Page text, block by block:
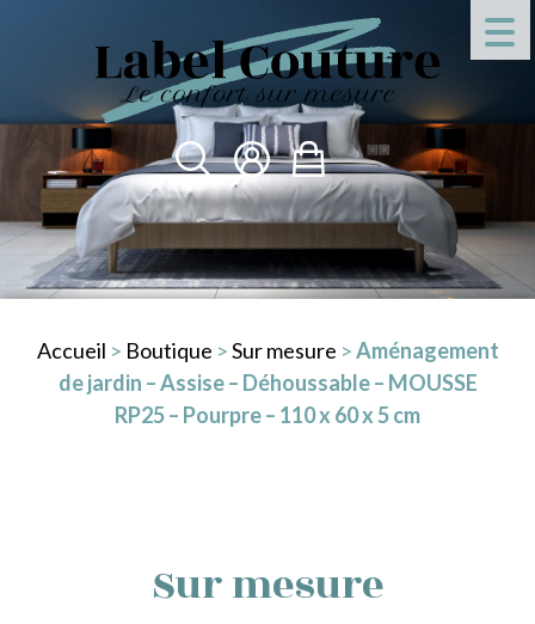
Accueil > Boutique >Sur mesure >Aménagement
de jardin – Assise – Déhoussable – MOUSSE
RP25 – Pourpre – 110 x 60 x 5 cm
Sur mesure